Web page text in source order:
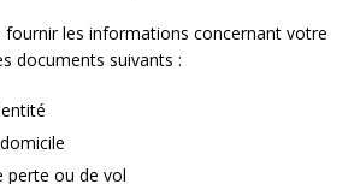
fournir les informations concernant votre
documents suivants :
perte ou de vol